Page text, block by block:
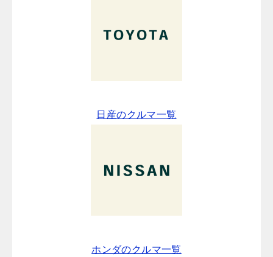
日産のクルマ一覧
ホンダのクルマ一覧